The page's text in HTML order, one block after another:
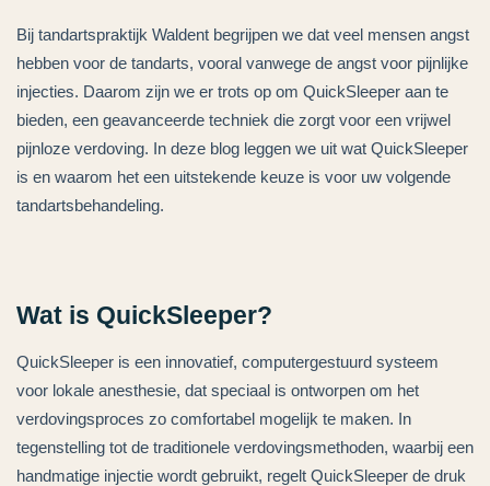
Bij tandartspraktijk Waldent begrijpen we dat veel mensen angst
hebben voor de tandarts, vooral vanwege de angst voor pijnlijke
injecties. Daarom zijn we er trots op om QuickSleeper aan te
bieden, een geavanceerde techniek die zorgt voor een vrijwel
pijnloze verdoving. In deze blog leggen we uit wat QuickSleeper
is en waarom het een uitstekende keuze is voor uw volgende
tandartsbehandeling.
Wat is QuickSleeper?
QuickSleeper is een innovatief, computergestuurd systeem
voor lokale anesthesie, dat speciaal is ontworpen om het
verdovingsproces zo comfortabel mogelijk te maken. In
tegenstelling tot de traditionele verdovingsmethoden, waarbij een
handmatige injectie wordt gebruikt, regelt QuickSleeper de druk